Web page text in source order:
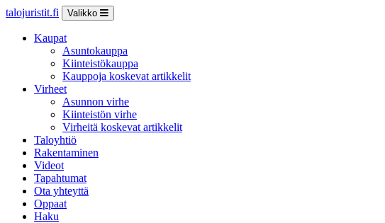
talojuristit.fi Valikko
Kaupat
Asuntokauppa
Kiinteistökauppa
Kauppoja koskevat artikkelit
Virheet
Asunnon virhe
Kiinteistön virhe
Virheitä koskevat artikkelit
Taloyhtiö
Rakentaminen
Videot
Tapahtumat
Ota yhteyttä
Oppaat
Haku